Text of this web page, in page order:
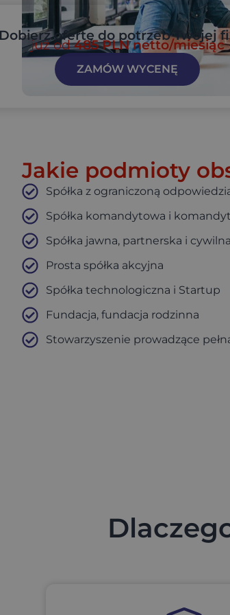
Dobierz ofertę do potrzeb Twojej
już od485 PLN netto/miesiąc
ZAMÓW WYCENĘ
Jakie podmioty
Spółka z ograniczoną
Spółka komandytowa i
Spółka jawna, partnerska i cywilna
Prosta spółka akcyjna
Spółka technologiczna i Startup
Fundacja, fundacja rodzinna
Stowarzyszenie prowadzące